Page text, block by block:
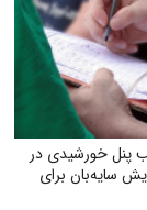
خورشیدی در
سایه‌بان برای